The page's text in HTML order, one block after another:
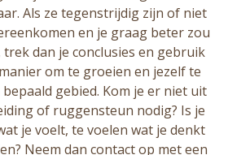
Als ze tegenstrijdig zijn of niet
en je graag beter zou
dan je conclusies en gebruik
om te groeien en jezelf te
gebied. Kom je er niet uit
of ruggensteun nodig? Is je
je voelt, te voelen wat je denkt
Neem dan contact op met een